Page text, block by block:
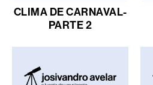
CLIMA DE CARNAVAL-
PARTE 2